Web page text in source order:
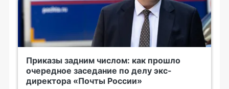
Приказы задним числом: как прошло
очередное заседание по делу экс-
директора «Почты России»